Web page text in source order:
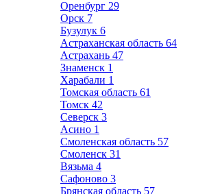
Оренбург 29
Орск 7
Бузулук 6
Астраханская область 64
Астрахань 47
Знаменск 1
Харабали 1
Томская область 61
Томск 42
Северск 3
Асино 1
Смоленская область 57
Смоленск 31
Вязьма 4
Сафоново 3
Брянская область 57